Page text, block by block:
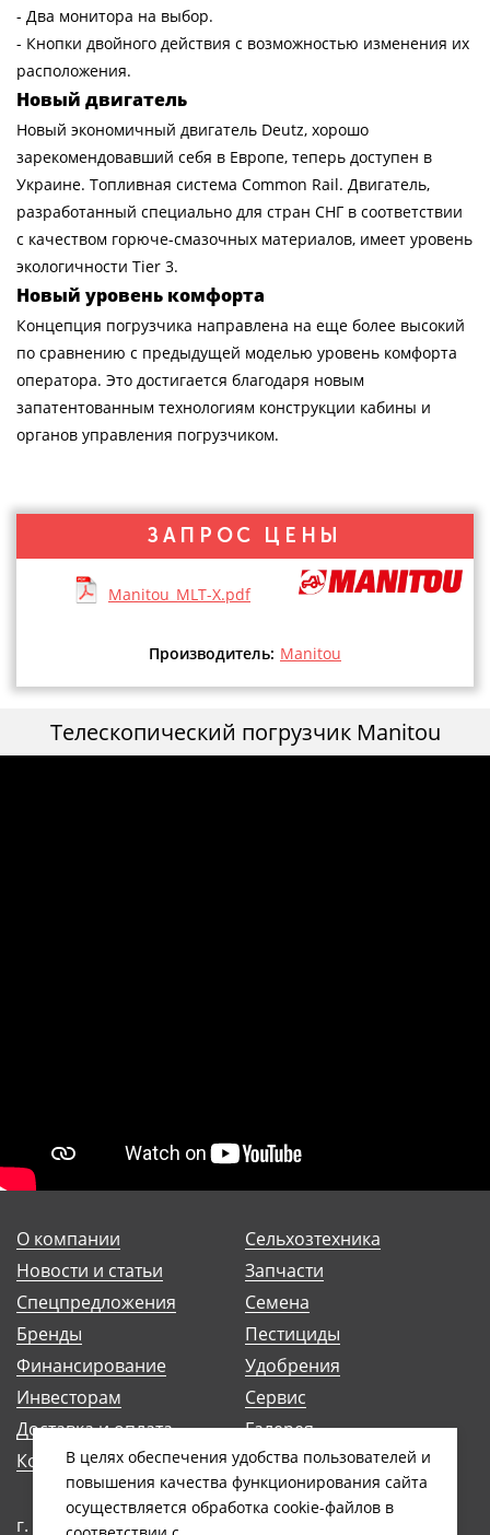
- Два монитора на выбор.
- Кнопки двойного действия с возможностью изменения их
расположения.
Новый двигатель
Новый экономичный двигатель Deutz, хорошо
зарекомендовавший себя в Европе, теперь доступен в
Украине. Топливная система Common Rail. Двигатель,
разработанный специально для стран СНГ в соответствии
с качеством горюче-смазочных материалов, имеет уровень
экологичности Tier 3.
Новый уровень комфорта
Концепция погрузчика направлена на еще более высокий
по сравнению с предыдущей моделью уровень комфорта
оператора. Это достигается благодаря новым
запатентованным технологиям конструкции кабины и
органов управления погрузчиком.
ЗАПРОС ЦЕНЫ
Manitou_MLT-X.pdf
Производитель: Manitou
Телескопический погрузчик Manitou
О компании
Новости и статьи
Спецпредложения
Бренды
Финансирование
Инвесторам
Доставка и оплата
Контакты
Сельхозтехника
Запчасти
Семена
Пестициды
Удобрения
Сервис
Галерея
Трейд-ин
г. Минск, ул. Антоновская, 14Б
В целях обеспечения удобства пользователей и
повышения качества функционирования сайта
осуществляется обработка сookiе-файлов в